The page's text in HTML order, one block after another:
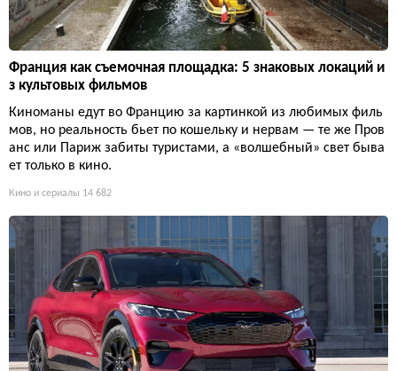
Франция как съемочная площадка: 5 знаковых локаций и
з культовых фильмов
Киноманы едут во Францию за картинкой из любимых филь
мов, но реальность бьет по кошельку и нервам — те же Пров
анс или Париж забиты туристами, а «волшебный» свет быва
ет только в кино.
Кино и сериалы 14 682